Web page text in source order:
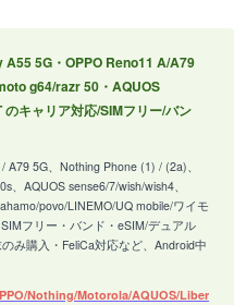
5G・OPPO Reno11 A/A79
g64/razr 50・AQUOS
キャリア対応/SIMフリー/バン
5G、Nothing Phone (1) / (2a)、
AQUOS sense6/7/wish/wish4、
povo/LINEMO/UQ mobile/ワイモ
フリー・バンド・eSIM/デュアル
み購入・FeliCa対応など、Android中
Nothing/Motorola/AQUOS/Liber